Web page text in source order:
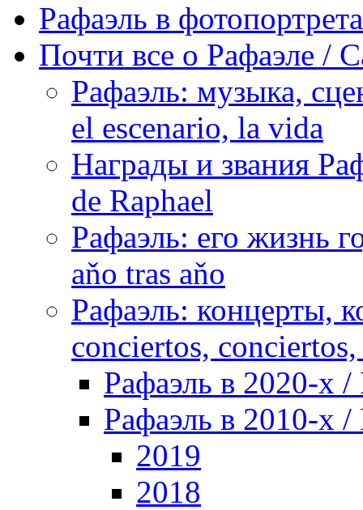
Рафаэль в
Почти все о Рафаэле /
Рафаэль: музыка,
el escenario, la vida
Награды и звания
de Raphael
Рафаэль: его жизнь
aňo tras aňo
Рафаэль: концерты,
conciertos,
Рафаэль в 2020-х /
Рафаэль в 2010-х /
2019
2018